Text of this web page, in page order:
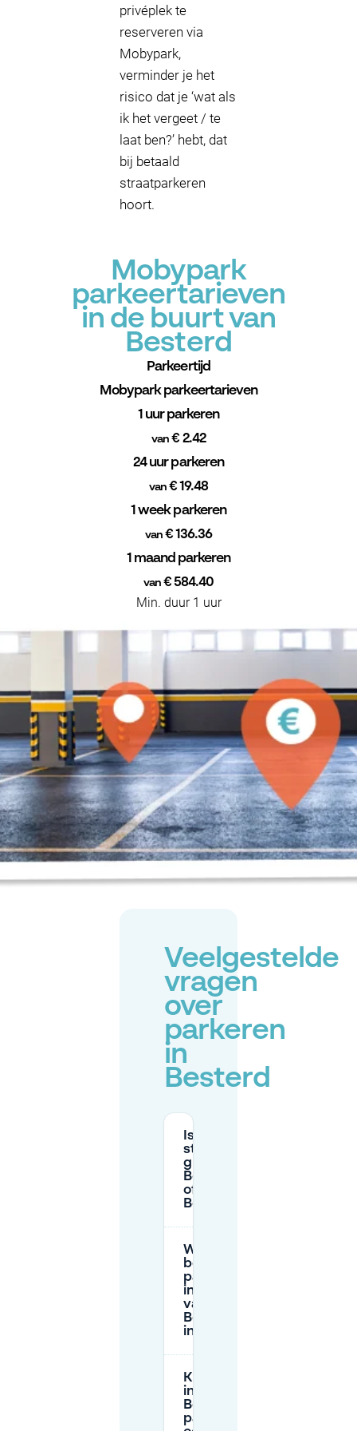
privéplek te
reserveren via
Mobypark,
verminder je het
risico dat je ‘wat als
ik het vergeet / te
laat ben?’ hebt, dat
bij betaald
straatparkeren
hoort.
Mobypark
parkeertarieven
in de buurt van
Besterd
Parkeertijd
Mobypark parkeertarieven
1 uur parkeren
van € 2.42
24 uur parkeren
van€ 19.48
1 week parkeren
van€ 136.36
1 maand parkeren
van€ 584.40
Min. duur 1 uur
Veelgestelde
vragen
over
parkeren
in
Besterd
Is
straatparkeren
gratis in
Besterdplein
of
Besterdring?
Wat zijn de
betaalde
parkeertijden
in de buurt
van
Besterdplein
in Tilburg?
Kunnen niet-
ingezetenen in
Besterd
parkeren met